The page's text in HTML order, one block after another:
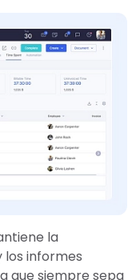
la
informes
que siempre sepa